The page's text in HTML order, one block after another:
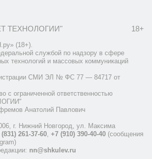
ТЕХНОЛОГИИ" 18+
(18+).
службой по надзору в сфере
технологий и массовых коммуникаций
СМИ ЭЛ № ФС 77 — 84717 от
с ограниченной ответственностью
Анатолий Павлович
г. Нижний Новгород, ул. Максима
261-37-60 +7 (910) 390-40-40 (сообщения
nn@shkulev.ru